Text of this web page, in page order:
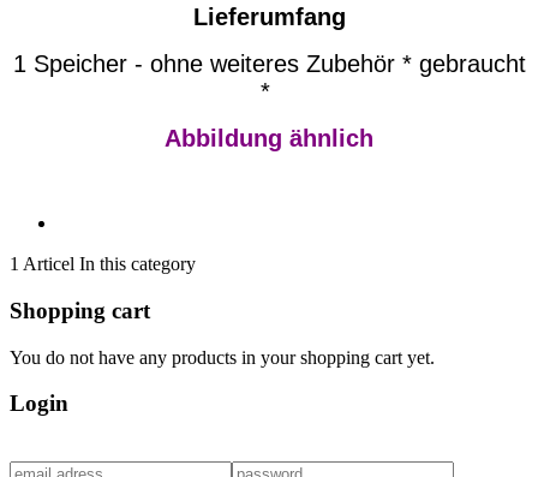
Lieferumfang
1 Speicher - ohne weiteres Zubehör * gebraucht
*
Abbildung ähnlich
1 Articel In this category
Shopping cart
You do not have any products in your shopping cart yet.
Login